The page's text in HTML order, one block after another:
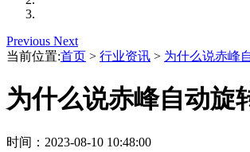
Previous Next
当前位置:首页 > 行业资讯 > 为什么说赤峰
为什么说赤峰自动旋
时间：2023-08-10 10:48:00